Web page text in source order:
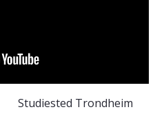
Studiested Trondheim